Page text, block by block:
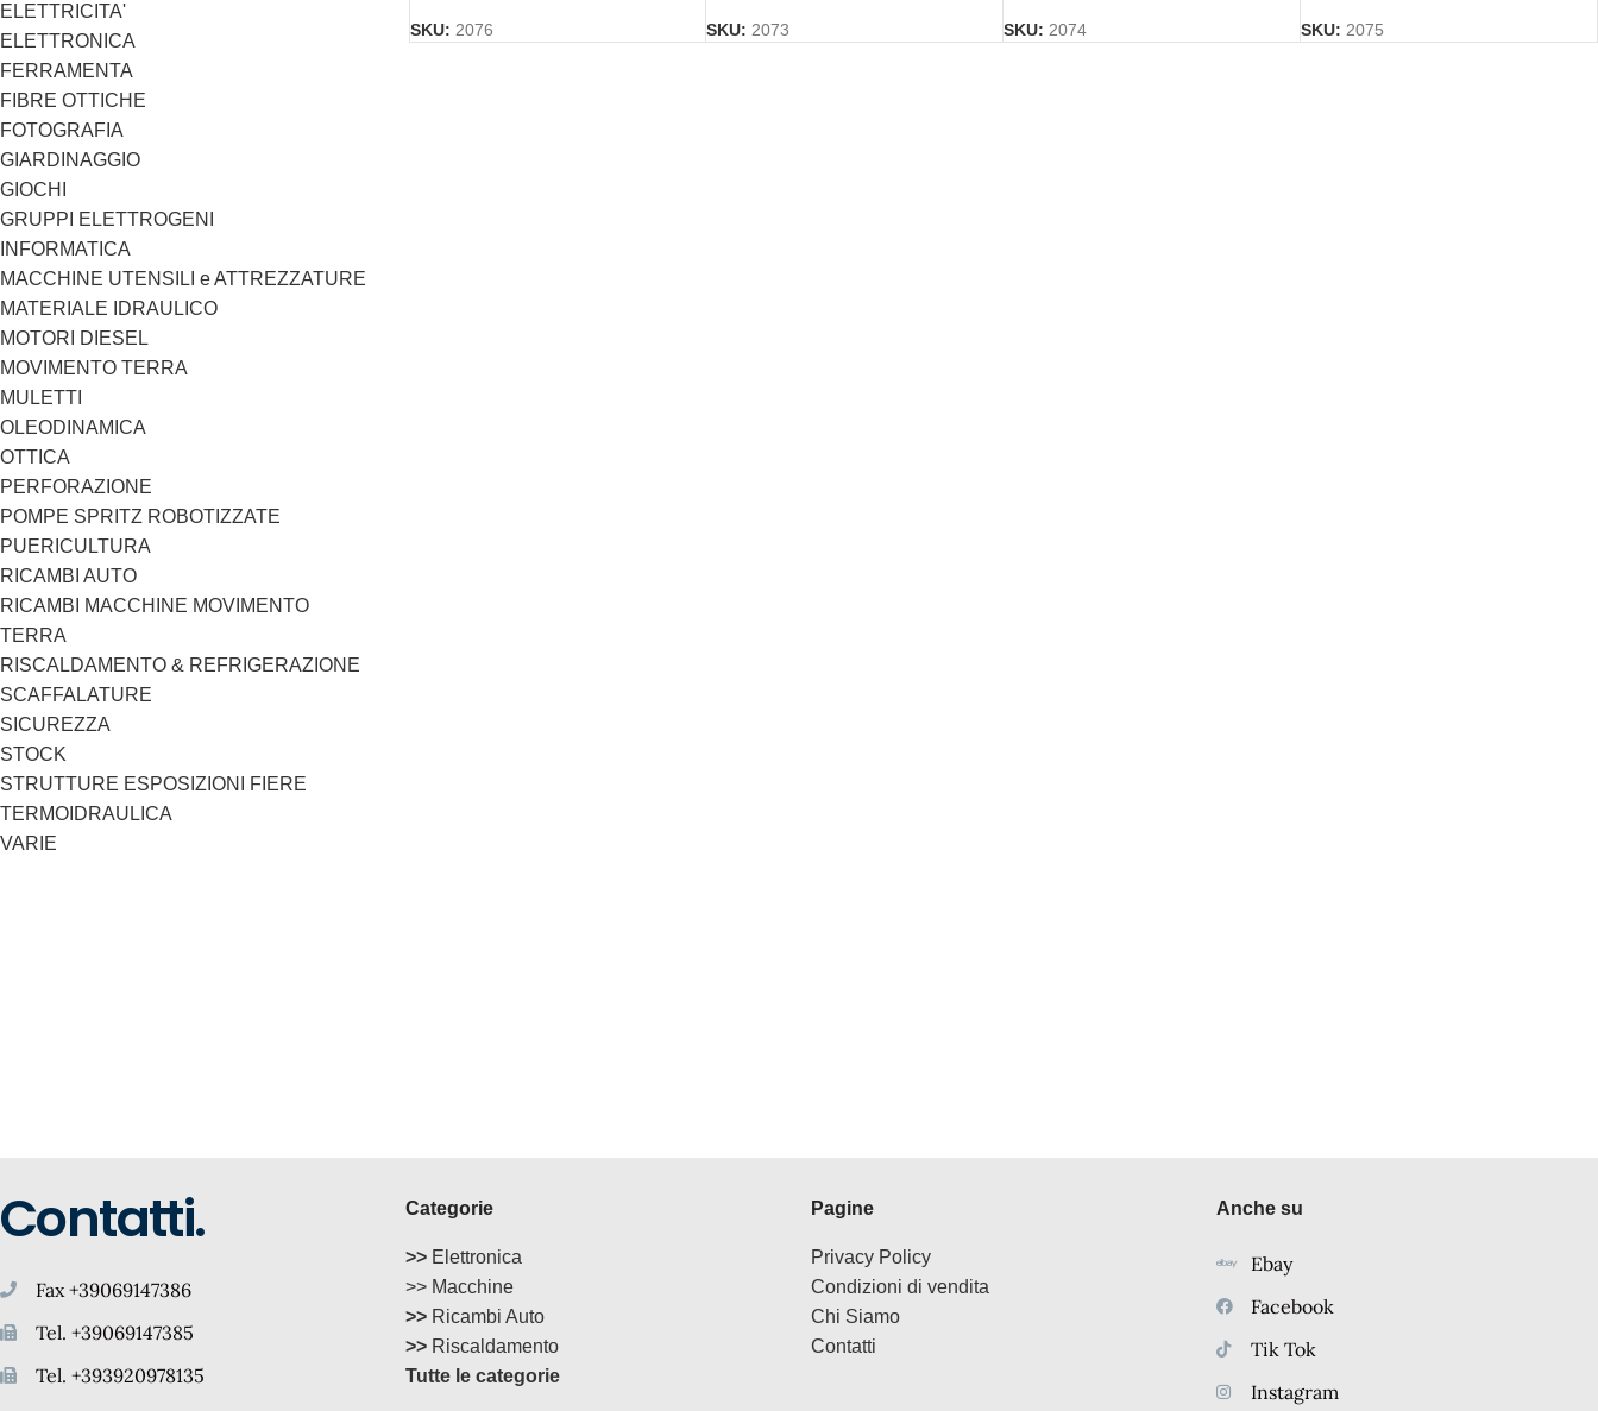
ELETTRICITA'
ELETTRONICA
FERRAMENTA
FIBRE OTTICHE
FOTOGRAFIA
GIARDINAGGIO
GIOCHI
GRUPPI ELETTROGENI
INFORMATICA
MACCHINE UTENSILI e ATTREZZATURE
MATERIALE IDRAULICO
MOTORI DIESEL
MOVIMENTO TERRA
MULETTI
OLEODINAMICA
OTTICA
PERFORAZIONE
POMPE SPRITZ ROBOTIZZATE
PUERICULTURA
RICAMBI AUTO
RICAMBI MACCHINE MOVIMENTO
TERRA
RISCALDAMENTO & REFRIGERAZIONE
SCAFFALATURE
SICUREZZA
STOCK
STRUTTURE ESPOSIZIONI FIERE
TERMOIDRAULICA
VARIE
SKU: 2076 SKU:2073 SKU:2074 SKU:2075
Contatti.
Fax +39069147386
Tel. +39069147385
Tel. +393920978135
Categorie
>>Elettronica
>> Macchine
>>Ricambi Auto
>>Riscaldamento
Tutte le categorie
Pagine
Privacy Policy
Condizioni di vendita
Chi Siamo
Contatti
Anche su
Ebay
Facebook
Tik Tok
Instagram